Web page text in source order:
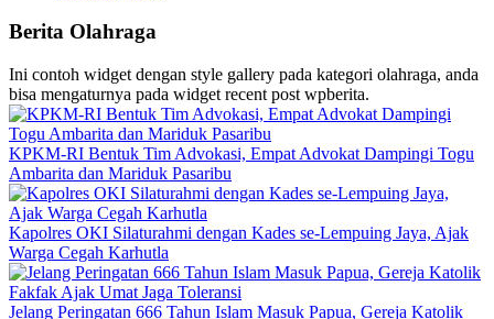
Berita Olahraga
Ini contoh widget dengan style gallery pada kategori olahraga, anda
bisa mengaturnya pada widget recent post wpberita.
KPKM-RI Bentuk Tim Advokasi, Empat Advokat Dampingi Togu
Ambarita dan Mariduk Pasaribu
Kapolres OKI Silaturahmi dengan Kades se-Lempuing Jaya, Ajak
Warga Cegah Karhutla
Jelang Peringatan 666 Tahun Islam Masuk Papua, Gereja Katolik